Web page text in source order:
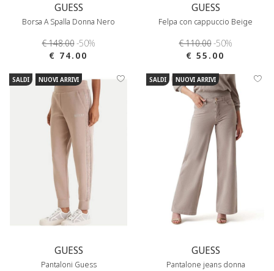
GUESS
Borsa A Spalla Donna Nero
€ 148.00-50%
€ 74.00
GUESS
Felpa con cappuccio Beige
€ 110.00-50%
€ 55.00
SALDI NUOVI ARRIVI
GUESS
Pantaloni Guess
SALDI NUOVI ARRIVI
GUESS
Pantalone jeans donna